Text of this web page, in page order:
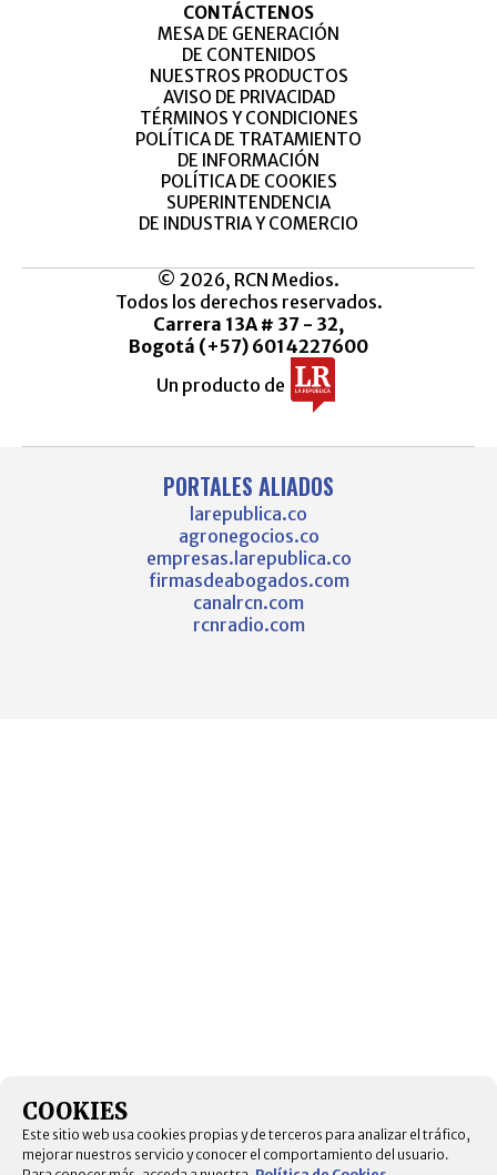
CONTÁCTENOS
MESA DE GENERACIÓN
DE CONTENIDOS
NUESTROS PRODUCTOS
AVISO DE PRIVACIDAD
TÉRMINOS Y CONDICIONES
POLÍTICA DE TRATAMIENTO
DE INFORMACIÓN
POLÍTICA DE COOKIES
SUPERINTENDENCIA
DE INDUSTRIA Y COMERCIO
© 2026, RCN Medios.
Todos los derechos reservados.
Carrera 13A # 37 - 32,
Bogotá (+57) 6014227600
Un producto de
PORTALES ALIADOS
larepublica.co
agronegocios.co
empresas.larepublica.co
firmasdeabogados.com
canalrcn.com
rcnradio.com
COOKIES
Este sitio web usa cookies propias y de terceros para analizar el tráfico,
mejorar nuestros servicio y conocer el comportamiento del usuario.